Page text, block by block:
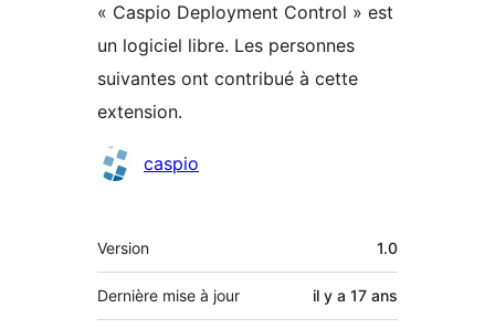
« Caspio Deployment Control » est
un logiciel libre. Les personnes
suivantes ont contribué à cette
extension.
Contributeurs
caspio
Méta
Version 1.0
Dernière mise à jour il y a 17 ans